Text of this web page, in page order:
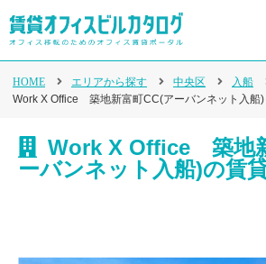
HOME エリアから探す 中央区
入船
Work X Office 築地新富町CC(アーバンネット入船)
Work X Office 築地
ーバンネット入船)の賃